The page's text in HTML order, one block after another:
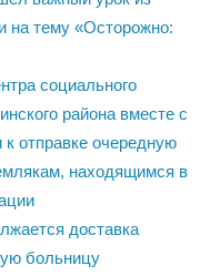
на тему «Осторожно:
социального
района вместе с
отправке очередную
находящимся в
доставка
больницу